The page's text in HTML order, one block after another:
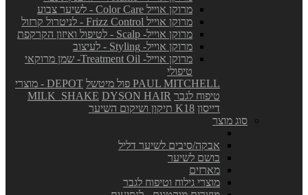
מרוקן אוייל Color Care - לשיער צבוע
מרוקן אוייל Frizz Control - לניטרול קרזול
מרוקן אוייל- Scalp - לטיפול ואיזון הקרקפת
מרוקן אוייל- Styling - לעיצוב
מרוקן אוייל- Treatment Oil- שמן מרוקאי
טיפולי
PAUL MITCHELL פול מיטשל
DEPOT - מוצרי
טיפוח לגבר
MILK_SHAKE DYSON HAIR
דייסון K18 תיקון ושיקום השיער
סוג מוצר
אבקה/סיבים לשיער דליל
בושם לשיער
מארזים
מוצרי גילוח וטיפוח לגבר